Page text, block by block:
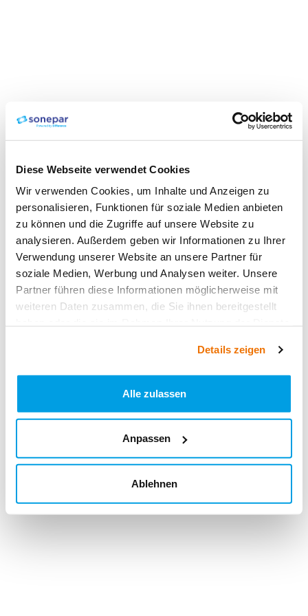
Diese Webseite verwendet Cookies
Wir verwenden Cookies, um Inhalte und Anzeigen zu
personalisieren, Funktionen für soziale Medien anbieten
zu können und die Zugriffe auf unsere Website zu
analysieren. Außerdem geben wir Informationen zu Ihrer
Verwendung unserer Website an unsere Partner für
soziale Medien, Werbung und Analysen weiter. Unsere
Partner führen diese Informationen möglicherweise mit
weiteren Daten zusammen, die Sie ihnen bereitgestellt
Details zeigen
Alle zulassen
Anpassen
Ablehnen